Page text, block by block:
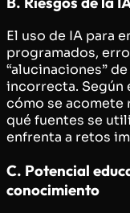
El uso de IA para
programados,
“alucinaciones”
incorrecta. Según
cómo se acomete
qué fuentes se
enfrenta a retos
C. Potencial
conocimiento